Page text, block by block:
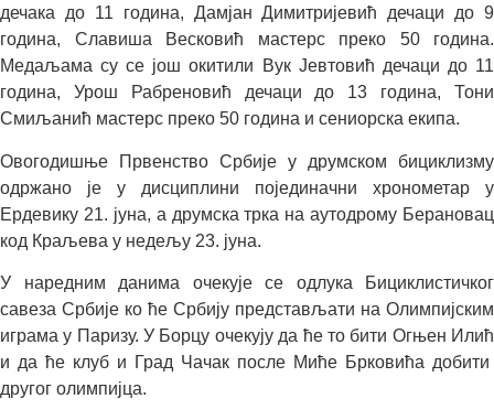
дечака до 11 година, Дамјан Димитријевић дечаци до 9
година, Славиша Весковић мастерс преко 50 година.
Медаљама су се још окитили Вук Јевтовић дечаци до 11
година, Урош Рабреновић дечаци до 13 година, Тони
Смиљанић мастерс преко 50 година и сениорска екипа.
Овогодишње Првенство Србије у друмском бициклизму
одржано је у дисциплини појединачни хронометар у
Ердевику 21. јуна, а друмска трка на аутодрому Берановац
код Краљева у недељу 23. јуна.
У наредним данима очекује се одлука Бициклистичког
савеза Србије ко ће Србију представљати на Олимпијским
играма у Паризу. У Борцу очекују да ће то бити Огњен Илић
и да ће клуб и Град Чачак после Миће Брковића добити
другог олимпијца.